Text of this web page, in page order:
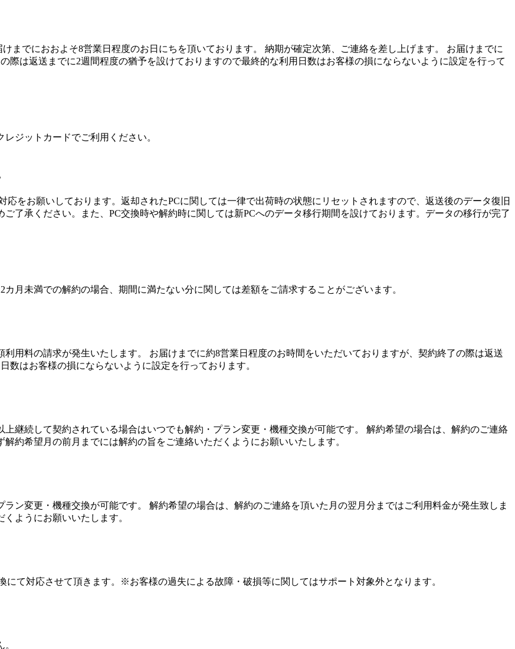
までにおおよそ8営業日程度のお日にちを頂いております。 納期が確定次第、ご連絡を差し上げます。 お届けまでに
際は返送までに2週間程度の猶予を設けておりますので最終的な利用日数はお客様の損にならないように設定を行って
ジットカードでご利用ください。
をお願いしております。返却されたPCに関しては一律で出荷時の状態にリセットされますので、返送後のデータ復旧
了承ください。また、PC交換時や解約時に関しては新PCへのデータ移行期間を設けております。データの移行が完了
月未満での解約の場合、期間に満たない分に関しては差額をご請求することがございます。
用料の請求が発生いたします。 お届けまでに約8営業日程度のお時間をいただいておりますが、契約終了の際は返送
数はお客様の損にならないように設定を行っております。
継続して契約されている場合はいつでも解約・プラン変更・機種交換が可能です。 解約希望の場合は、解約のご連絡
約希望月の前月までには解約の旨をご連絡いただくようにお願いいたします。
ン変更・機種交換が可能です。 解約希望の場合は、解約のご連絡を頂いた月の翌月分まではご利用料金が発生致しま
ようにお願いいたします。
にて対応させて頂きます。※お客様の過失による故障・破損等に関してはサポート対象外となります。